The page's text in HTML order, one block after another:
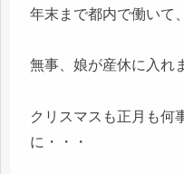
年末まで都内で働いて、
無事、娘が産休に入れ
クリスマスも正月も何
に・・・